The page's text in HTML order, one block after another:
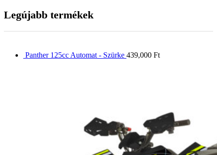
Legújabb termékek
Panther 125cc Automat - Szürke 439,000 Ft